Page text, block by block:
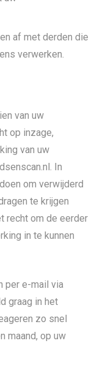
af met derden die
verwerken.
van uw
op inzage,
van uw
In
om verwijderd
te krijgen
recht om de eerder
in te kunnen
per e-mail via
graag in het
zo snel
maand, op uw